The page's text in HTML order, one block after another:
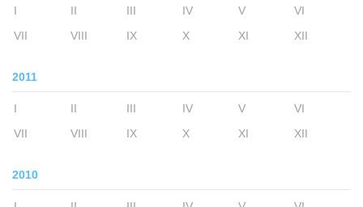
I II III IV V
VI
VII
VIII IX X XI XII
2011
I II III IV V
VI
VII
VIII IX X XI XII
2010